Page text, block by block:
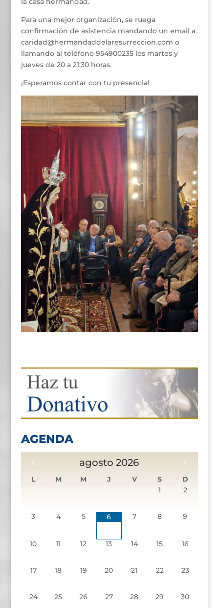
Para una mejor organización, se ruega
confirmación de asistencia mandando un email a
caridad@hermandaddelaresurreccion.com o
llamando al teléfono 954900235 los martes y
jueves de 20 a 21:30 horas.
¡Esperamos contar con tu presencia!
AGENDA
agosto 2026
L M M J V S
D
1
2
3 4 5 6 7 8 9
10 11 12 13 14 15 16
17 18 19 20 21 22 23
24 25 26 27 28 29 30